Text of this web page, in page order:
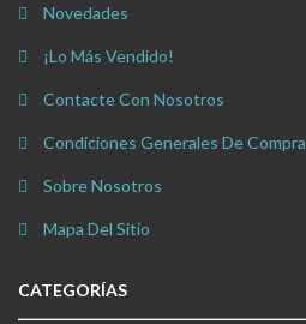
Novedades
¡Lo Más Vendido!
Contacte Con Nosotros
Condiciones Generales De Compra
Sobre Nosotros
Mapa Del Sitio
CATEGORÍAS